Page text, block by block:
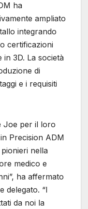
ha
ampliato
integrando
certificazioni
in 3D. La società
di
e i requisiti
Joe per il loro
Precision ADM
nella
medico e
ha affermato
delegato. “I
da noi la